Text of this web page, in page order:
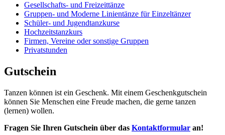
Gesellschafts- und Freizeittänze
Gruppen- und Moderne Linientänze für Einzeltänzer
Schüler- und Jugendtanzkurse
Hochzeitstanzkurs
Firmen, Vereine oder sonstige Gruppen
Privatstunden
Gutschein
Tanzen können ist ein Geschenk. Mit einem Geschenkgutschein
können Sie Menschen eine Freude machen, die gerne tanzen
(lernen) wollen.
Fragen Sie Ihren Gutschein über das Kontaktformular an!